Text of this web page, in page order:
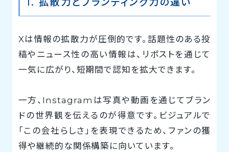
1. 拡散力とブランディング力の違い
Xは情報の拡散力が圧倒的です。話題性のある投
稿やニュース性の高い情報は、リポストを通じて
一気に広がり、短期間で認知を拡大できます。
一方、Instagramは写真や動画を通じてブラン
ドの世界観を伝えるのが得意です。ビジュアルで
「この会社らしさ」を表現できるため、ファンの獲
得や継続的な関係構築に向いています。